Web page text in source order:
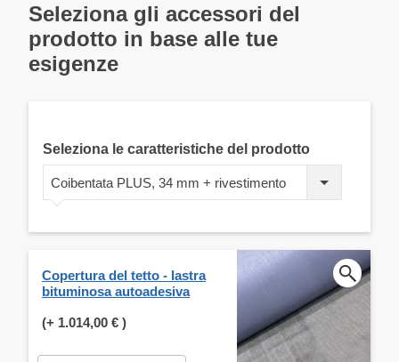
Seleziona gli accessori del
prodotto in base alle tue
esigenze
Seleziona le caratteristiche del prodotto
Coibentata PLUS, 34 mm + rivestimento
Copertura del tetto - lastra
bituminosa autoadesiva
(+ 1.014,00 € )